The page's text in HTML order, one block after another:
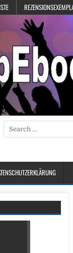
Search
for: